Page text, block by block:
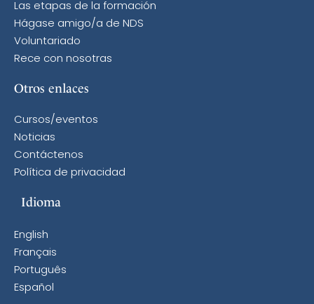
Las etapas de la formación
Hágase amigo/a de NDS
Voluntariado
Rece con nosotras
Otros enlaces
Cursos/eventos
Noticias
Contáctenos
Política de privacidad
Idioma
English
Français
Português
Español